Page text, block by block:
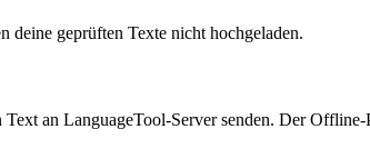
deine geprüften Texte nicht hochgeladen.
an LanguageTool-Server senden. Der